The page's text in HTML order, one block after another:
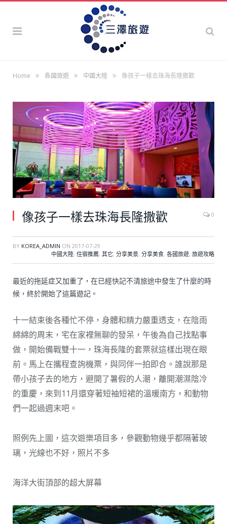
Home » 各國旅遊 » 中國大陸 » 像孩子一樣去珠海長隆撒歡
像孩子一樣去珠海長隆撒歡 0
BY KOREA_ADMIN ON 2017-07-29
中國大陸, 住宿推薦, 其它, 分享美景, 分享美食, 各國旅遊, 旅遊攻略
最近的拖延症又加重了，在已經快記不清旅途中發生了什麼的時
候，終於開始了這篇遊記。
十一結束後各種忙不停，身體和精力嚴重透支，在陰雨
綿綿的周末，宅在家裡無聊的發呆，午後為自己找點事
做，開始備戰雙十一，珠海長隆的套票就這樣出現在眼
前。馬上在攜程查詢機票，與同伴一拍即合。誰說那是
帶小孩子去的地方，避開了暑假的人潮，離開潮濕陰冷
的重慶，來到11月還穿著短袖短裙的溫暖南方，和動物
們一起過週末吧。
照例先上圖，這次遊樂項目多，參觀動物幾乎都隔著玻
璃，光線也不好，照片不多
海洋大街頂部的超大屏幕